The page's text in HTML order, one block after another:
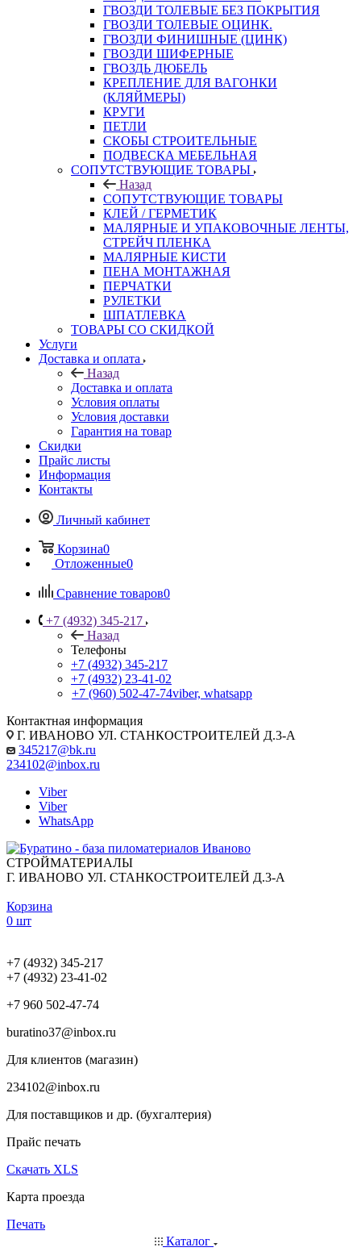
ГВОЗДИ ТОЛЕВЫЕ БЕЗ ПОКРЫТИЯ
ГВОЗДИ ТОЛЕВЫЕ ОЦИНК.
ГВОЗДИ ФИНИШНЫЕ (ЦИНК)
ГВОЗДИ ШИФЕРНЫЕ
ГВОЗДЬ ДЮБЕЛЬ
КРЕПЛЕНИЕ ДЛЯ ВАГОНКИ
(КЛЯЙМЕРЫ)
КРУГИ
ПЕТЛИ
СКОБЫ СТРОИТЕЛЬНЫЕ
ПОДВЕСКА МЕБЕЛЬНАЯ
СОПУТСТВУЮЩИЕ ТОВАРЫ
Назад
СОПУТСТВУЮЩИЕ ТОВАРЫ
КЛЕЙ / ГЕРМЕТИК
МАЛЯРНЫЕ И УПАКОВОЧНЫЕ ЛЕНТЫ,
СТРЕЙЧ ПЛЕНКА
МАЛЯРНЫЕ КИСТИ
ПЕНА МОНТАЖНАЯ
ПЕРЧАТКИ
РУЛЕТКИ
ШПАТЛЕВКА
ТОВАРЫ СО СКИДКОЙ
Услуги
Доставка и оплата
Назад
Доставка и оплата
Условия оплаты
Условия доставки
Гарантия на товар
Скидки
Прайс листы
Информация
Контакты
Личный кабинет
Корзина0
Отложенные0
Сравнение товаров0
+7 (4932) 345-217
Назад
Телефоны
+7 (4932) 345-217
+7 (4932) 23-41-02
+7 (960) 502-47-74viber, whatsapp
Контактная информация
Г. ИВАНОВО УЛ. СТАНКОСТРОИТЕЛЕЙ Д.3-А
345217@bk.ru
234102@inbox.ru
Viber
Viber
WhatsApp
СТРОЙМАТЕРИАЛЫ
Г. ИВАНОВО УЛ. СТАНКОСТРОИТЕЛЕЙ Д.3-А
Корзина
0 шт
+7 (4932) 345-217
+7 (4932) 23-41-02
+7 960 502-47-74
buratino37@inbox.ru
Для клиентов (магазин)
234102@inbox.ru
Для поставщиков и др. (бухгалтерия)
Прайс печать
Скачать XLS
Карта проезда
Печать
Каталог